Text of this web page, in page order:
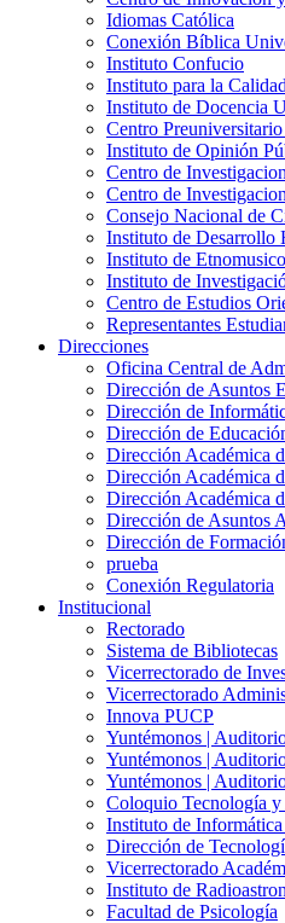
Idiomas Católica
Conexión Bíblica
Instituto Confucio
Instituto para la Calidad
Instituto de Docencia
Centro
Instituto de Opinión
Centro de
Centro de
Consejo Nacional de
Instituto de
Instituto de
Instituto de
Centro de Estudios
Representantes
Direcciones
Oficina Central de
Dirección de Asuntos
Dirección de
Dirección de
Dirección Académica
Dirección Académica
Dirección Académica
Dirección de Asuntos
Dirección de
prueba
Conexión Regulatoria
Institucional
Rectorado
Sistema de Bibliotecas
Vicerrectorado de
Vicerrectorado
Innova PUCP
Yuntémonos |
Yuntémonos |
Yuntémonos |
Coloquio Tecnología
Instituto de
Dirección de
Vicerrectorado
Instituto de
Facultad de Psicología